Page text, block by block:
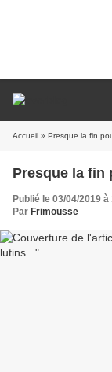
Accueil » Presque la fin
Presque la fin
Publié le 03/04/2019 à
Par Frimousse